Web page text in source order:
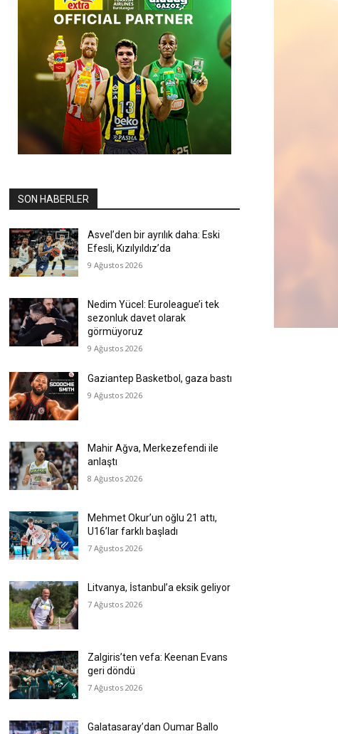
SON HABERLER
Asvel’den bir ayrılık daha: Eski
Efesli, Kızılyıldız’da
9 Ağustos 2026
Nedim Yücel: Euroleague’i tek
sezonluk davet olarak
görmüyoruz
9 Ağustos 2026
Gaziantep Basketbol, gaza bastı
9 Ağustos 2026
Mahir Ağva, Merkezefendi ile
anlaştı
8 Ağustos 2026
Mehmet Okur’un oğlu 21 attı,
U16’lar farklı başladı
7 Ağustos 2026
Litvanya, İstanbul’a eksik geliyor
7 Ağustos 2026
Zalgiris’ten vefa: Keenan Evans
geri döndü
7 Ağustos 2026
Galatasaray’dan Oumar Ballo